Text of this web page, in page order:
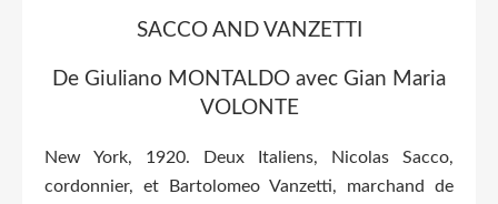
SACCO AND VANZETTI
De Giuliano MONTALDO avec Gian Maria
VOLONTE
New York, 1920. Deux Italiens, Nicolas Sacco,
cordonnier, et Bartolomeo Vanzetti, marchand de